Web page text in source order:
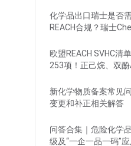
化学品出口瑞士是否
REACH合规？瑞士
欧盟REACH SVHC清
253项！正己烷、双酚
新化学物质备案常见
变更和补正相关解答
问答合集｜危险化学
级及“一企一品一码”应